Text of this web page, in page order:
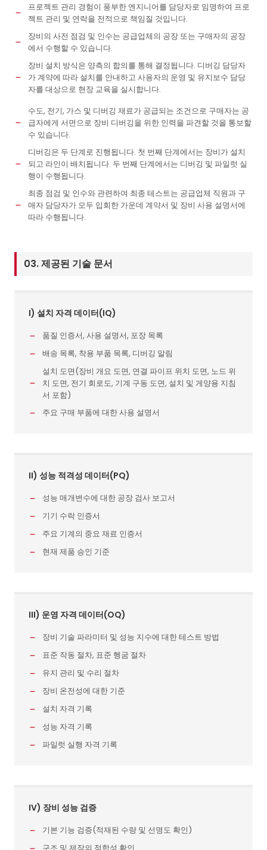
프로젝트 관리 경험이 풍부한 엔지니어를 담당자로 임명하여 프로
젝트 관리 및 연락을 전적으로 책임질 것입니다.
장비의 사전 점검 및 인수는 공급업체의 공장 또는 구매자의 공장
에서 수행할 수 있습니다.
장비 설치 방식은 양측의 합의를 통해 결정됩니다. 디버깅 담당자
가 계약에 따라 설치를 안내하고 사용자의 운영 및 유지보수 담당
자를 대상으로 현장 교육을 실시합니다.
수도, 전기, 가스 및 디버깅 재료가 공급되는 조건으로 구매자는 공
급자에게 서면으로 장비 디버깅을 위한 인력을 파견할 것을 통보할
수 있습니다.
디버깅은 두 단계로 진행됩니다. 첫 번째 단계에서는 장비가 설치
되고 라인이 배치됩니다. 두 번째 단계에서는 디버깅 및 파일럿 실
행이 수행됩니다.
최종 점검 및 인수와 관련하여 최종 테스트는 공급업체 직원과 구
매자 담당자가 모두 입회한 가운데 계약서 및 장비 사용 설명서에
따라 수행됩니다.
03. 제공된 기술 문서
I) 설치 자격 데이터(IQ)
품질 인증서, 사용 설명서, 포장 목록
배송 목록, 착용 부품 목록, 디버깅 알림
설치 도면(장비 개요 도면, 연결 파이프 위치 도면, 노드 위
치 도면, 전기 회로도, 기계 구동 도면, 설치 및 게양용 지침
서 포함)
주요 구매 부품에 대한 사용 설명서
II) 성능 적격성 데이터(PQ)
성능 매개변수에 대한 공장 검사 보고서
기기 수락 인증서
주요 기계의 중요 재료 인증서
현재 제품 승인 기준
III) 운영 자격 데이터(OQ)
장비 기술 파라미터 및 성능 지수에 대한 테스트 방법
표준 작동 절차, 표준 헹굼 절차
유지 관리 및 수리 절차
장비 온전성에 대한 기준
설치 자격 기록
성능 자격 기록
파일럿 실행 자격 기록
IV) 장비 성능 검증
기본 기능 검증(적재된 수량 및 선명도 확인)